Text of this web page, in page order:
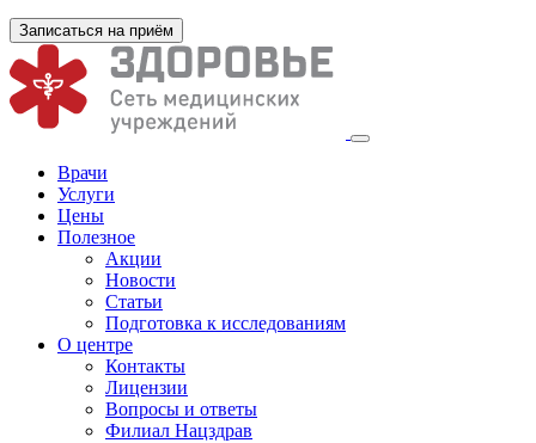
Записаться на приём
Врачи
Услуги
Цены
Полезное
Акции
Новости
Статьи
Подготовка к исследованиям
О центре
Контакты
Лицензии
Вопросы и ответы
Филиал Нацздрав